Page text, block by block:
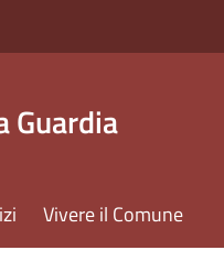
Guardia
Vivere il Comune